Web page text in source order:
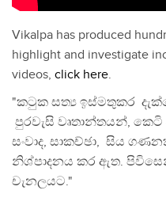
Vikalpa has produced
highlight and investigate
videos, click here.
"කටුක සත්‍ය ඉස්මතුකර
පුරවැසි වෘතාන්තයන්,
සංවාද, සාකච්ඡා, සිය
නිශ්පාදනය කර ඇත.
චැනලයට."